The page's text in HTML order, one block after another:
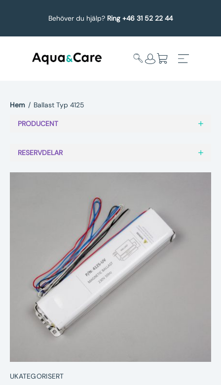
Behöver du hjälp? Ring +46 31 52 22 44
undermeny
Service
Nyheter
Underhållstips
Kontakt
Hem / Ballast Typ 4125
PRODUCENT
RESERVDELAR
UKATEGORISERT